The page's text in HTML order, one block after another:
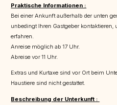
Praktische Informationen :
Bei einer Ankunft außerhalb der unten
unbedingt Ihren Gastgeber
erfahren.
Anreise möglich ab 17 Uhr.
Abreise vor 11 Uhr.
Extras und Kurtaxe sind vor Ort beim
Haustiere sind nicht gestattet.
Beschreibung der Unterkunft :